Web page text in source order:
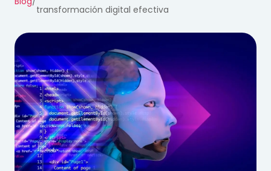
transformación digital efectiva